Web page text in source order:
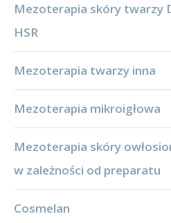
Mezoterapia skóry twarzy
HSR
Mezoterapia twarzy inna
Mezoterapia mikroigłowa
Mezoterapia skóry
w zależności od preparatu
Cosmelan